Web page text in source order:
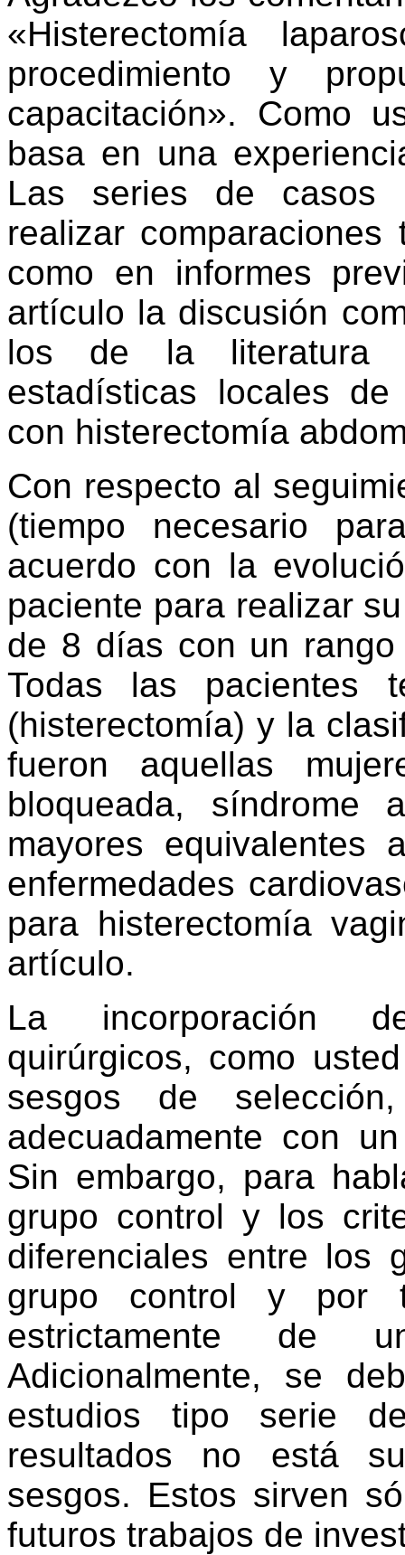
«Histerectomía
procedimiento y
capacitación». Como
basa en una
Las series de casos
realizar
como en informes
artículo la discusión
los de la literatura
estadísticas locales de
con histerectomía
Con respecto al
(tiempo necesario
acuerdo con la
paciente para realizar
de 8 días con un
Todas las pacientes
(histerectomía) y la
fueron aquellas
bloqueada, síndrome
mayores equivalentes
enfermedades
para histerectomía
artículo.
La incorporación
quirúrgicos, como
sesgos de
adecuadamente con
Sin embargo, para
grupo control y los
diferenciales entre los
grupo control y por
estrictamente de
Adicionalmente, se
estudios tipo serie
resultados no está
sesgos. Estos sirven
futuros trabajos de